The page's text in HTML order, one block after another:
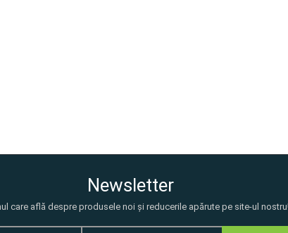
Newsletter
care află despre produsele noi și reducerile apărute pe site-ul nostru!